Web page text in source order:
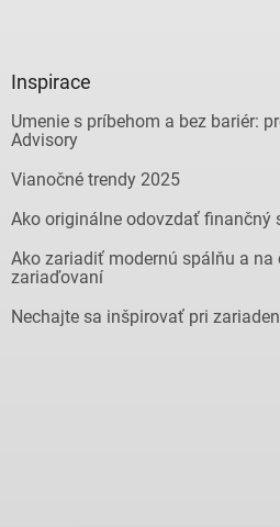
Inspirace
Umenie s príbehom a bez bariér:
Advisory
Vianočné trendy 2025
Ako originálne odovzdať finančný
Ako zariadiť modernú spálňu a na
zariaďovaní
Nechajte sa inšpirovať pri